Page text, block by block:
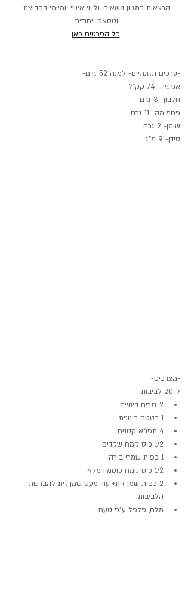
הרצאות במגוון נושאים, וליווי אישי יומיומי בקבוצת
ווטסאפ ייחודית-
כל הפרטים כאן
-ערכים תזונתיים- למנה 52 גרם-
אנרגיה- 74 קק"ל
חלבון- 3 גרם
פחמימה- 11 גרם
שומן- 2 גרם
סידן- 9 מ"ג
-מצרכים-
ל-20 לביבות
2 גזרים בינויים
1 בטטה בינונית
4 תפו"א קטנים
1/2 כוס קמח שקדים
1 כפית שמרי בירה
1/2 כוס קמח כוסמין מלא
2 כפות שמן זית+ עוד מעט שמן זית להברשת
הלביבות.
מלח, פלפל ע"פ טעם.